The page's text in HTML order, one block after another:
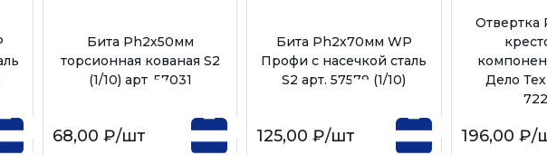
Бита Рh2х50мм
торсионная кованая S2
(1/10) арт. 57031
68,00 ₽/шт
Бита Рh2х70мм WP
Профи с насечкой сталь
S2 арт. 57579 (1/10)
125,00 ₽/шт
Отвертка
Дело
196,00 ₽/